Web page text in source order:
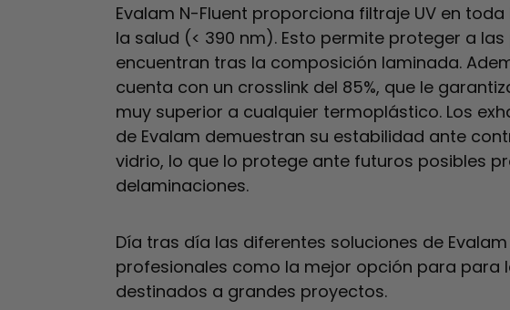
Evalam N-Fluent proporciona filtraje UV en
la salud (< 390 nm). Esto permite proteger a
encuentran tras la composición laminada.
cuenta con un crosslink del 85%, que le
muy superior a cualquier termoplástico. Los
de Evalam demuestran su estabilidad ante
vidrio, lo que lo protege ante futuros posibles
delaminaciones.
Día tras día las diferentes soluciones de
profesionales como la mejor opción para para
destinados a grandes proyectos.